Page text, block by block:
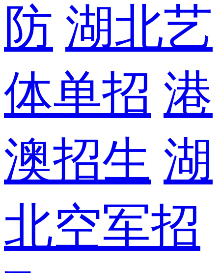
防 湖北艺
体单招 港
澳招生 湖
北空军招